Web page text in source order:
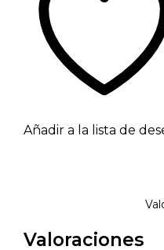
Añadir a la lista de
Valoraciones